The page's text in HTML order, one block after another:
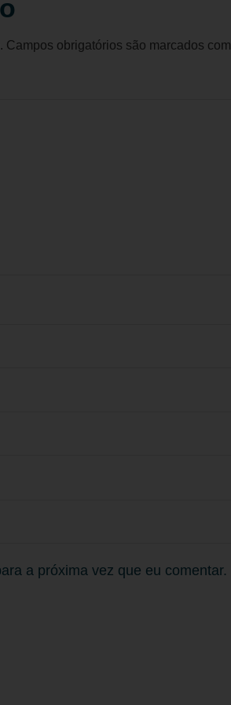
Campos obrigatórios são marcados com
a próxima vez que eu comentar.